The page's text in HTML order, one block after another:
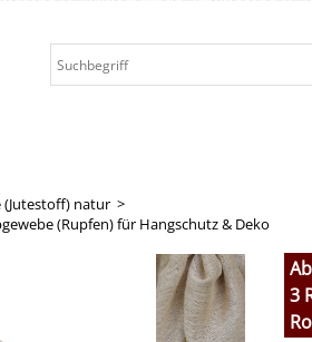
(Jutestoff) natur >
(Rupfen) für Hangschutz & Deko
3